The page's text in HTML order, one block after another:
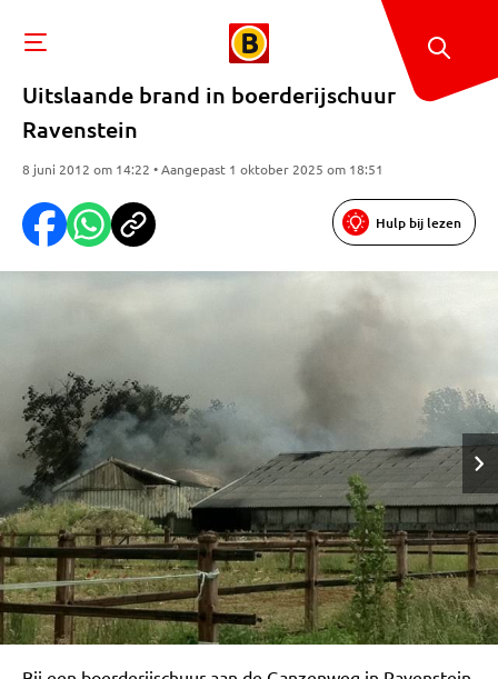
Uitslaande brand in boerderijschuur
Ravenstein
8 juni 2012 om 14:22 • Aangepast 1 oktober 2025 om 18:51
Hulp bij lezen